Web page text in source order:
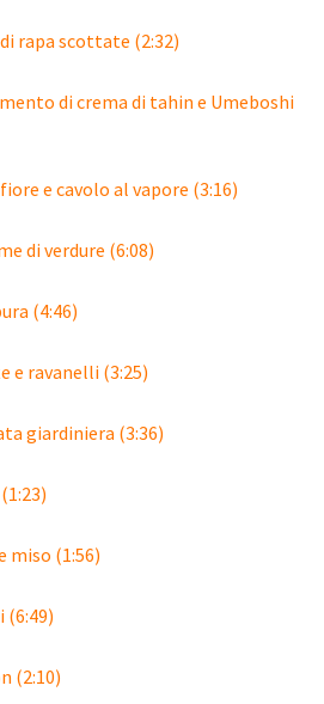
rapa scottate (2:32)
di crema di tahin e Umeboshi
e cavolo al vapore (3:16)
di verdure (6:08)
(4:46)
e ravanelli (3:25)
giardiniera (3:36)
miso (1:56)
(6:49)
(2:10)